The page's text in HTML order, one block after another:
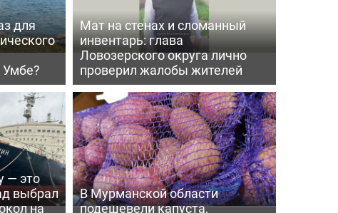
для
Мат на стенах и сломанный
инвентарь: глава
Ловозерского округа лично
проверил жалобы жителей
— это
выбрал
на
В Мурманской области
подешевели капуста,